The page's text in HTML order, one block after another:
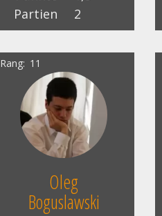
Partien
2
Rang 11
Oleg
Boguslawski